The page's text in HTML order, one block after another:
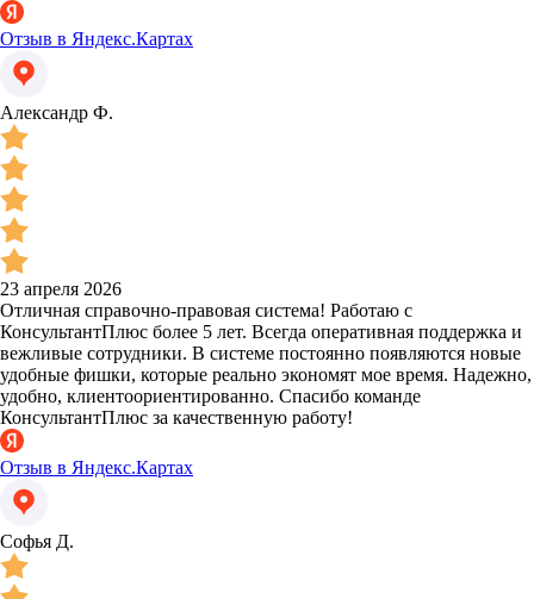
Отзыв в Яндекс.Картах
Александр Ф.
23 апреля 2026
Отличная справочно-правовая система! Работаю с
КонсультантПлюс более 5 лет. Всегда оперативная поддержка и
вежливые сотрудники. В системе постоянно появляются новые
удобные фишки, которые реально экономят мое время. Надежно,
удобно, клиентоориентированно. Спасибо команде
КонсультантПлюс за качественную работу!
Отзыв в Яндекс.Картах
Софья Д.